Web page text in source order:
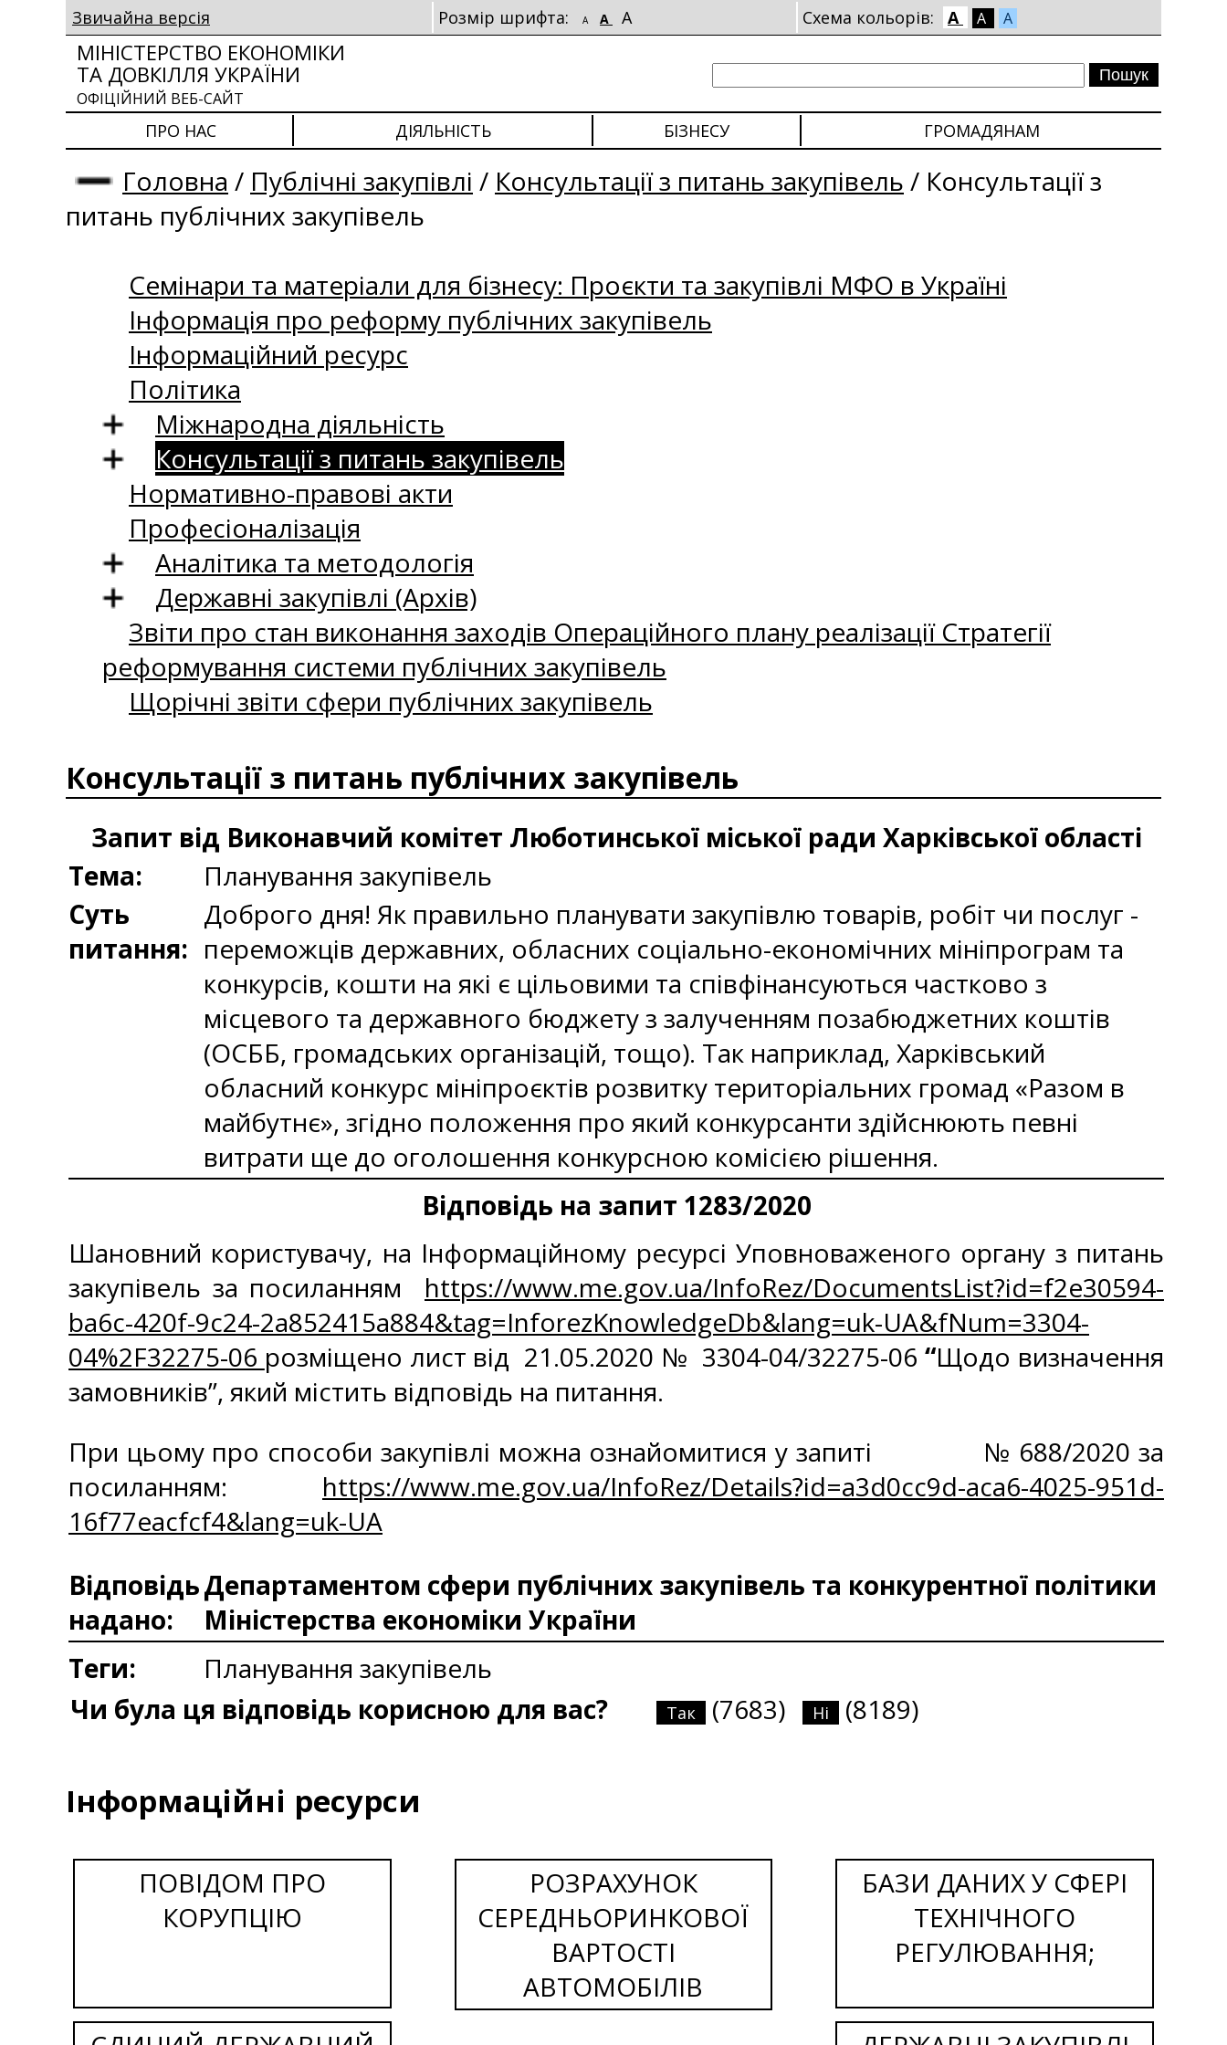
Звичайна версія Розмір шрифта: A A A Схема кольорів: A A A
МІНІСТЕРСТВО ЕКОНОМІКИ
ТА ДОВКІЛЛЯ УКРАЇНИ
ОФІЦІЙНИЙ ВЕБ-САЙТ
ПРО НАС ДІЯЛЬНІСТЬ БІЗНЕСУ ГРОМАДЯНАМ
Головна / Публічні закупівлі / Консультації з питань закупівель / Консультації з
питань публічних закупівель
Семінари та матеріали для бізнесу: Проєкти та закупівлі МФО в Україні
Інформація про реформу публічних закупівель
Інформаційний ресурс
Політика
Міжнародна діяльність
Консультації з питань закупівель
Нормативно-правові акти
Професіоналізація
Аналітика та методологія
Державні закупівлі (Архів)
Звіти про стан виконання заходів Операційного плану реалізації Стратегії
реформування системи публічних закупівель
Щорічні звіти сфери публічних закупівель
Консультації з питань публічних закупівель
Запит від Виконавчий комітет Люботинської міської ради Харківської області
Тема:
Планування закупівель
Суть
питання:
Доброго дня! Як правильно планувати закупівлю товарів, робіт чи послуг -
переможців державних, обласних соціально-економічних мініпрограм та
конкурсів, кошти на які є цільовими та співфінансуються частково з
місцевого та державного бюджету з залученням позабюджетних коштів
(ОСББ, громадських організацій, тощо). Так наприклад, Харківський
обласний конкурс мініпроєктів розвитку територіальних громад «Разом в
майбутнє», згідно положення про який конкурсанти здійснюють певні
витрати ще до оголошення конкурсною комісією рішення.
Відповідь на запит 1283/2020
Шановний користувачу, на Інформаційному ресурсі Уповноваженого органу з питань
закупівель за посиланням https://www.me.gov.ua/InfoRez/DocumentsList?id=f2e30594-
ba6c-420f-9c24-2a852415a884&tag=InforezKnowledgeDb&lang=uk-UA&fNum=3304-
04%2F32275-06 розміщено лист від 21.05.2020 № 3304-04/32275-06“Щодо визначення
замовників”, який містить відповідь на питання.
При цьому про способи закупівлі можна ознайомитися у запиті № 688/2020 за
посиланням: https://www.me.gov.ua/InfoRez/Details?id=a3d0cc9d-aca6-4025-951d-
16f77eacfcf4&lang=uk-UA
Відповідь
надано:
Департаментом сфери публічних закупівель та конкурентної політики
Міністерства економіки України
Теги:
Планування закупівель
Чи була ця відповідь корисною для вас?
Так (7683) Ні (8189)
Інформаційні ресурси
ПОВІДОМ ПРО
КОРУПЦІЮ
РОЗРАХУНОК
СЕРЕДНЬОРИНКОВОЇ
ВАРТОСТІ
АВТОМОБІЛІВ
БАЗИ ДАНИХ У СФЕРІ
ТЕХНІЧНОГО
РЕГУЛЮВАННЯ;